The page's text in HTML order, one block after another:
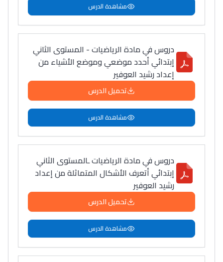
مشاهدة الدرس
دروس في مادة الرياضيات - المستوى الثاني
إبتدائي أحدد موضعي وموضع الأشياء من
إعداد رشيد العوفير
تحميل الدرس
مشاهدة الدرس
دروس في مادة الرياضيات ـالمستوى الثاني
إبتدائي أتعرف الأشكال المتماثلة من إعداد
رشيد العوفير
تحميل الدرس
مشاهدة الدرس